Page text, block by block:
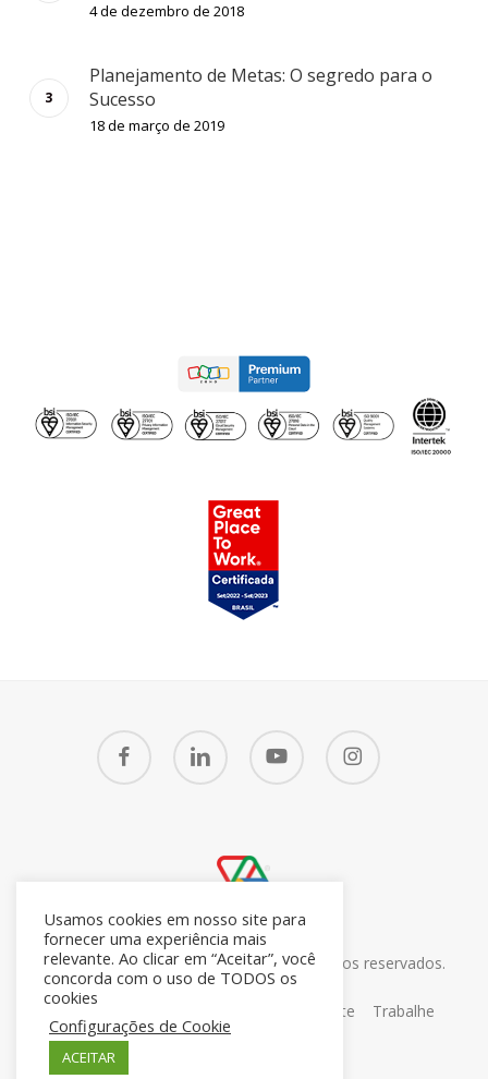
4 de dezembro de 2018
Planejamento de Metas: O segredo para o
Sucesso
18 de março de 2019
facebook linkedin youtube instagram
© 2026 CRM7 Zoho Brasil. Todos os direitos reservados.
26.371.672/0001-05
Sobre
Portal do Cliente
Trabalhe
Conosco
Usamos cookies em nosso site para
fornecer uma experiência mais
relevante. Ao clicar em “Aceitar”, você
concorda com o uso de TODOS os
cookies
Configurações de Cookie
ACEITAR